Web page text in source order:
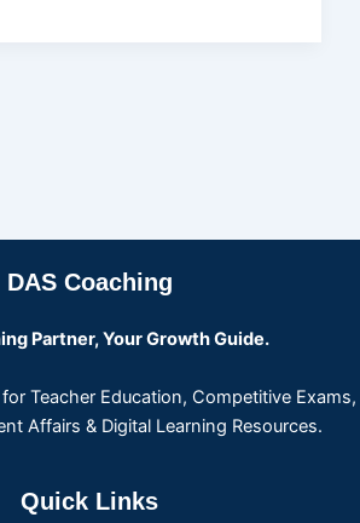
DAS Coaching
Partner, Your Growth Guide.
Teacher Education, Competitive Exams,
Affairs & Digital Learning Resources.
Quick Links